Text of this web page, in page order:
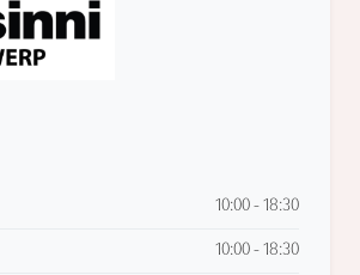
10:00 - 18:30
10:00 - 18:30